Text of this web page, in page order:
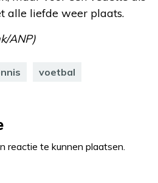
alle liefde weer plaats.
ANP)
voetbal
reactie te kunnen plaatsen.